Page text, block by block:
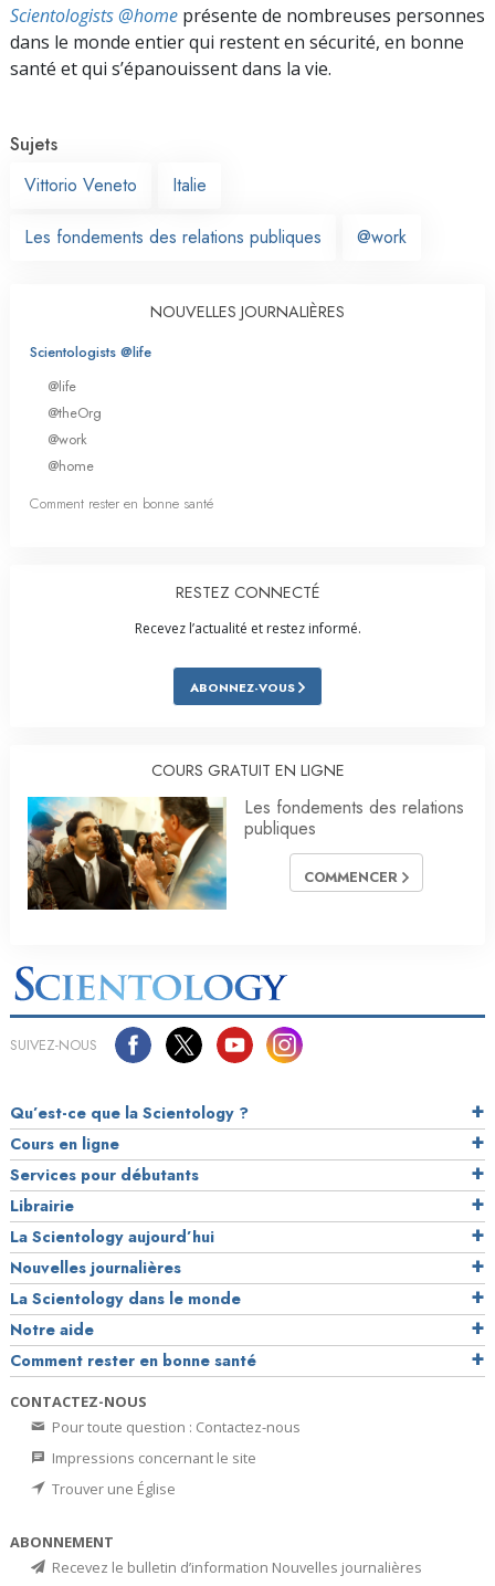
Scientologists @home présente de nombreuses personnes
dans le monde entier qui restent en sécurité, en bonne
santé et qui s’épanouissent dans la vie.
Sujets
Vittorio Veneto
Italie
Les fondements des relations publiques @work
NOUVELLES JOURNALIÈRES
Scientologists @life
@life
@theOrg
@work
@home
Comment rester en bonne santé
RESTEZ CONNECTÉ
Recevez l’actualité et restez informé.
ABONNEZ-VOUS
COURS GRATUIT EN LIGNE
Les fondements des relations
publiques
COMMENCER
SUIVEZ-NOUS
Qu’est-ce que la Scientology ?
Cours en ligne
Services pour débutants
Librairie
La Scientology aujourd’hui
Nouvelles journalières
La Scientology dans le monde
Notre aide
Comment rester en bonne santé
CONTACTEZ-NOUS
Pour toute question : Contactez-nous
Impressions concernant le site
Trouver une Église
ABONNEMENT
Recevez le bulletin d’information Nouvelles journalières